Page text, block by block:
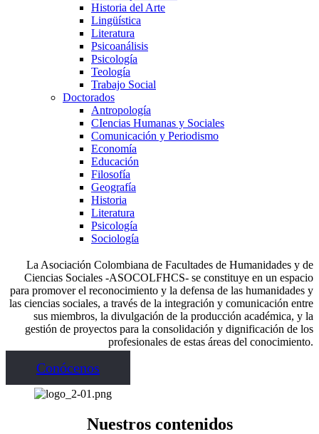
Historia del Arte
Lingüística
Literatura
Psicoanálisis
Psicología
Teología
Trabajo Social
Doctorados
Antropología
CIencias Humanas y Sociales
Comunicación y Periodismo
Economía
Educación
Filosofía
Geografía
Historia
Literatura
Psicología
Sociología
La Asociación Colombiana de Facultades de Humanidades y de
Ciencias Sociales -ASOCOLFHCS- se constituye en un espacio
para promover el reconocimiento y la defensa de las humanidades y
las ciencias sociales, a través de la integración y comunicación entre
sus miembros, la divulgación de la producción académica, y la
gestión de proyectos para la consolidación y dignificación de los
profesionales de estas áreas del conocimiento.
Conócenos
Nuestros contenidos